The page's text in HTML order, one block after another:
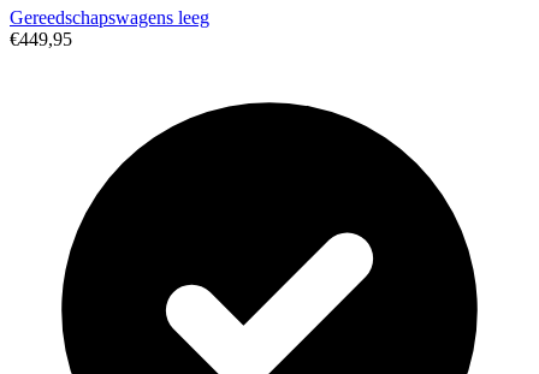
Gereedschapswagens leeg
€449,95